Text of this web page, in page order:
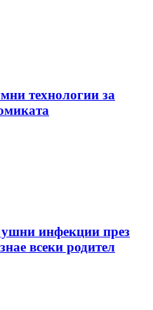
технологии за
инфекции през
всеки родител